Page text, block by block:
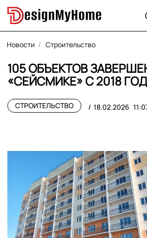
Новости Строительство
105 ОБЪЕКТОВ
«СЕЙСМИКЕ» С 2018
СТРОИТЕЛЬСТВО 18.02.2026